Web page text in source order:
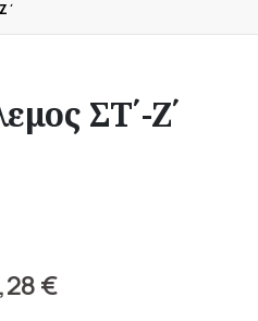
ΣΤ΄-Ζ΄
€